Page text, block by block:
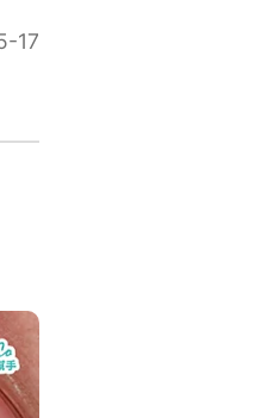
17